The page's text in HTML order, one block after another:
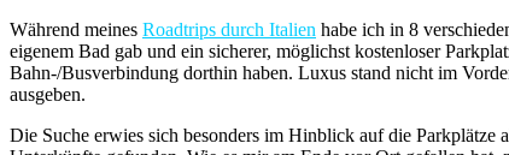
Während meines Roadtrips durch Italien habe ich in 8
eigenem Bad gab und ein sicherer, möglichst kostenloser
Bahn-/Busverbindung dorthin haben. Luxus stand nicht im
ausgeben.
Die Suche erwies sich besonders im Hinblick auf die